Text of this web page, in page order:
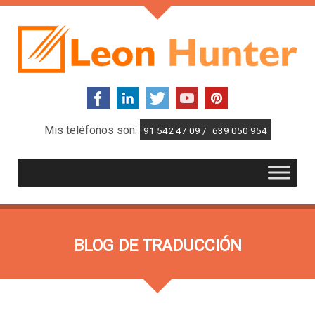
Mis teléfonos son: 91 542 47 09 / 639 050 954
BLOG DE TRADUCCIÓN